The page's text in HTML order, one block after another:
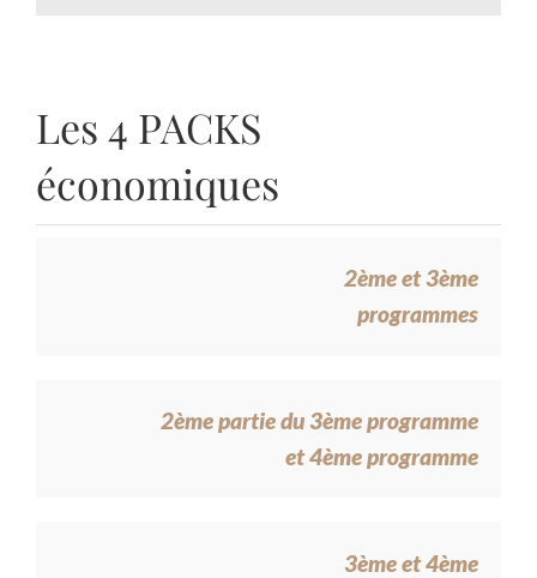
Les 4 PACKS
économiques
2ème et 3ème
programmes
2ème partie du 3ème programme
et 4ème programme
3ème et 4ème